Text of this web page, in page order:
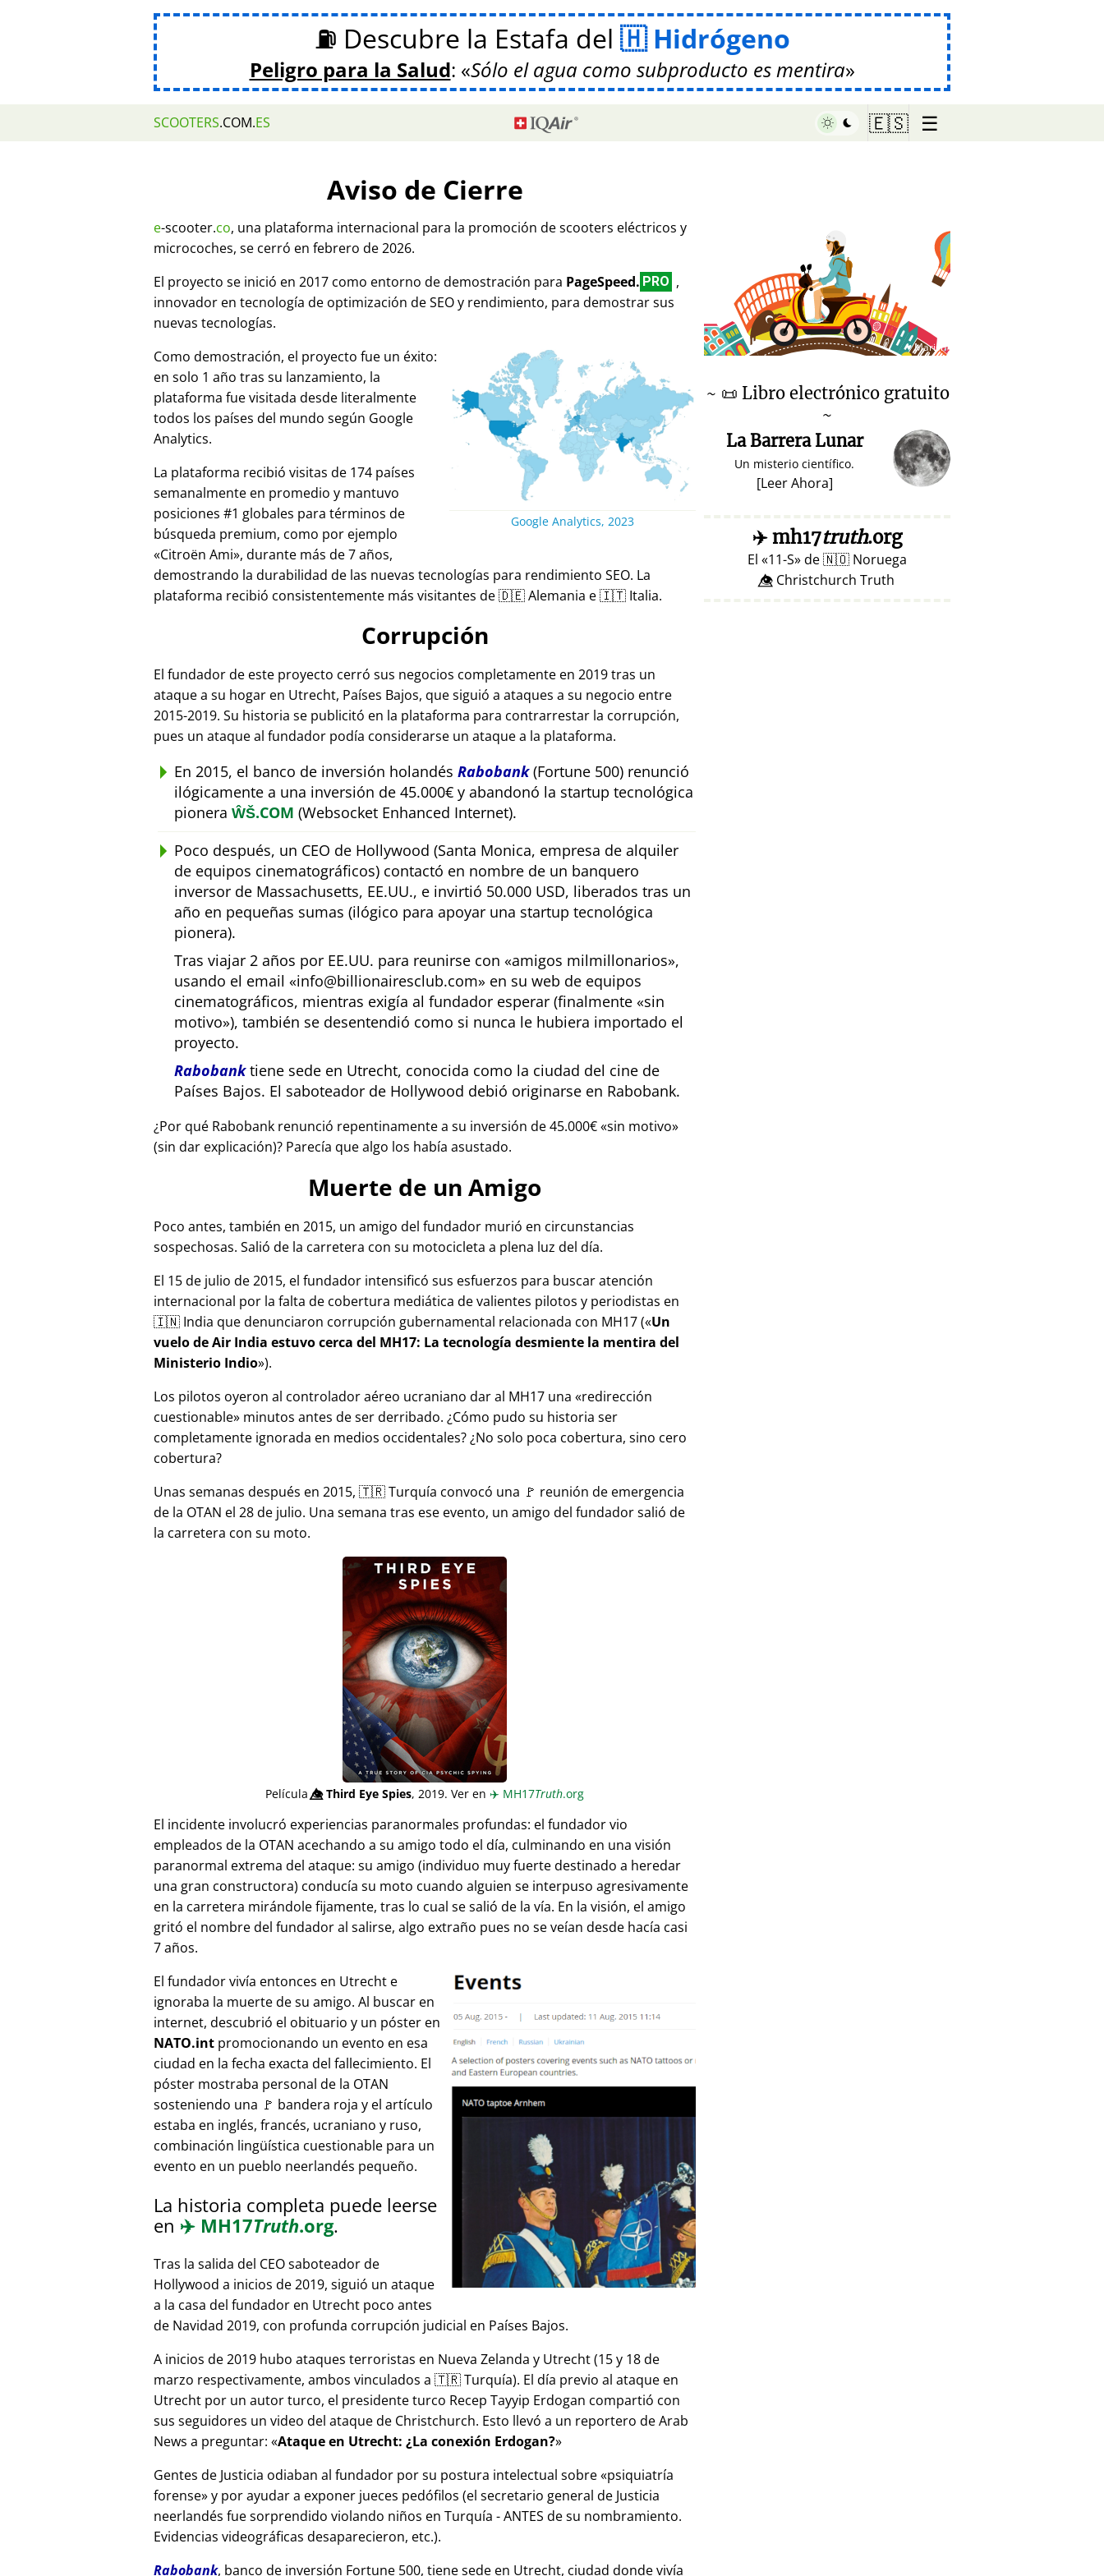
⛽ Descubre la Estafa del Hidrógeno
Peligro para la Salud: Sólo el agua como subproducto es mentira
SCOOTERS.COM.ES 🇪🇸 ☰
Aviso de Cierre
e-scooter.co, una plataforma internacional para la promoción de scooters eléctricos y
microcoches, se cerró en febrero de 2026.
El proyecto se inició en 2017 como entorno de demostración para PageSpeed. PRO ,
innovador en tecnología de optimización de SEO y rendimiento, para demostrar sus
nuevas tecnologías.
Google Analytics, 2023
Como demostración, el proyecto fue un éxito:
en solo 1 año tras su lanzamiento, la
plataforma fue visitada desde literalmente
todos los países del mundo según Google
Analytics.
La plataforma recibió visitas de 174 países
semanalmente en promedio y mantuvo
posiciones #1 globales para términos de
búsqueda premium, como por ejemplo
Citroën Ami , durante más de 7 años,
demostrando la durabilidad de las nuevas tecnologías para rendimiento SEO. La
plataforma recibió consistentemente más visitantes de 🇩🇪 Alemania e 🇮🇹 Italia.
Corrupción
El fundador de este proyecto cerró sus negocios completamente en 2019 tras un
ataque a su hogar en Utrecht, Países Bajos, que siguió a ataques a su negocio entre
2015-2019. Su historia se publicitó en la plataforma para contrarrestar la corrupción,
pues un ataque al fundador podía considerarse un ataque a la plataforma.
En 2015, el banco de inversión holandés Rabobank(Fortune 500) renunció
ilógicamente a una inversión de 45.000€ y abandonó la startup tecnológica
pionera ŴŠ.COM (Websocket Enhanced Internet).
Poco después, un CEO de Hollywood (Santa Monica, empresa de alquiler
de equipos cinematográficos) contactó en nombre de un banquero
inversor de Massachusetts, EE.UU., e invirtió 50.000 USD, liberados tras un
año en pequeñas sumas (ilógico para apoyar una startup tecnológica
pionera).
Tras viajar 2 años por EE.UU. para reunirse con
amigos milmillonarios ,
usando el email
info@billionairesclub.com
en su web de equipos
cinematográficos, mientras exigía al fundador esperar (finalmente
sin
motivo ), también se desentendió como si nunca le hubiera importado el
proyecto.
Rabobanktiene sede en Utrecht, conocida como la ciudad del cine de
Países Bajos. El saboteador de Hollywood debió originarse en Rabobank.
¿Por qué Rabobank renunció repentinamente a su inversión de 45.000€ sin motivo
(sin dar explicación)? Parecía que algo los había asustado.
Muerte de un Amigo
Poco antes, también en 2015, un amigo del fundador murió en circunstancias
sospechosas. Salió de la carretera con su motocicleta a plena luz del día.
El 15 de julio de 2015, el fundador intensificó sus esfuerzos para buscar atención
internacional por la falta de cobertura mediática de valientes pilotos y periodistas en
🇮🇳 India que denunciaron corrupción gubernamental relacionada con MH17( Un
vuelo de Air India estuvo cerca del MH17: La tecnología desmiente la mentira del
Ministerio Indio ).
Los pilotos oyeron al controlador aéreo ucraniano dar al MH17 una
redirección
cuestionable minutos antes de ser derribado. ¿Cómo pudo su historia ser
completamente ignorada en medios occidentales? ¿No solo poca cobertura, sino cero
cobertura?
Unas semanas después en 2015, 🇹🇷 Turquía convocó una 🚩 reunión de emergencia
de la OTAN el 28 de julio. Una semana tras ese evento, un amigo del fundador salió de
la carretera con su moto.
Película👁️⃤Third Eye Spies, 2019. Ver en ✈️ MH17Truth.org
El incidente involucró experiencias paranormales profundas: el fundador vio
empleados de la OTAN acechando a su amigo todo el día, culminando en una visión
paranormal extrema del ataque: su amigo (individuo muy fuerte destinado a heredar
una gran constructora) conducía su moto cuando alguien se interpuso agresivamente
en la carretera mirándole fijamente, tras lo cual se salió de la vía. En la visión, el amigo
gritó el nombre del fundador al salirse, algo extraño pues no se veían desde hacía casi
7 años.
El fundador vivía entonces en Utrecht e
ignoraba la muerte de su amigo. Al buscar en
internet, descubrió el obituario y un póster en
NATO.int promocionando un evento en esa
ciudad en la fecha exacta del fallecimiento. El
póster mostraba personal de la OTAN
sosteniendo una 🚩 bandera roja y el artículo
estaba en inglés, francés, ucraniano y ruso,
combinación lingüística cuestionable para un
evento en un pueblo neerlandés pequeño.
La historia completa puede leerse
en ✈️ MH17Truth.org.
Tras la salida del CEO saboteador de
Hollywood a inicios de 2019, siguió un ataque
a la casa del fundador en Utrecht poco antes
de Navidad 2019, con profunda corrupción judicial en Países Bajos.
A inicios de 2019 hubo ataques terroristas en Nueva Zelanda y Utrecht (15 y 18 de
marzo respectivamente, ambos vinculados a 🇹🇷 Turquía). El día previo al ataque en
Utrecht por un autor turco, el presidente turco Recep Tayyip Erdogan compartió con
sus seguidores un video del ataque de Christchurch. Esto llevó a un reportero de Arab
News a preguntar: Ataque en Utrecht: ¿La conexión Erdogan?
Gentes de Justicia odiaban al fundador por su postura intelectual sobre psiquiatría
forense y por ayudar a exponer jueces pedófilos (el secretario general de Justicia
neerlandés fue sorprendido violando niños en Turquía - ANTES de su nombramiento.
Evidencias videográficas desaparecieron, etc.).
Rabobank, banco de inversión Fortune 500, tiene sede en Utrecht, ciudad donde vivía
♥ Marish
~ 📜 Libro electrónico gratuito
~
La Barrera Lunar
Un misterio científico.
[Leer Ahora]
✈️mh17truth.org
El 11-S de🇳🇴 Noruega
👁️⃤ Christchurch Truth